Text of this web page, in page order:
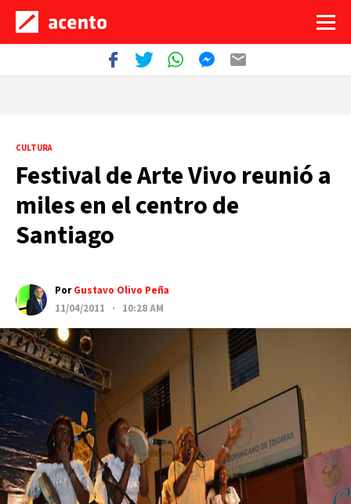
CULTURA
Festival de Arte Vivo reunió a
miles en el centro de
Santiago
PorGustavo Olivo Peña
11/04/2011 · 10:28 AM